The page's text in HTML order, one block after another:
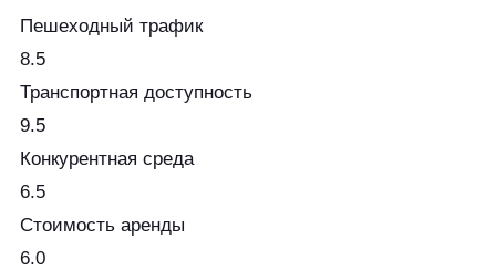
Пешеходный трафик
8.5
Транспортная доступность
9.5
Конкурентная среда
6.5
Стоимость аренды
6.0